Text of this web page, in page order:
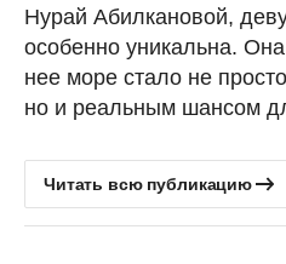
Нурай Абилкановой,
особенно уникальна.
нее море стало не
но и реальным шансом
Читать всю публикацию